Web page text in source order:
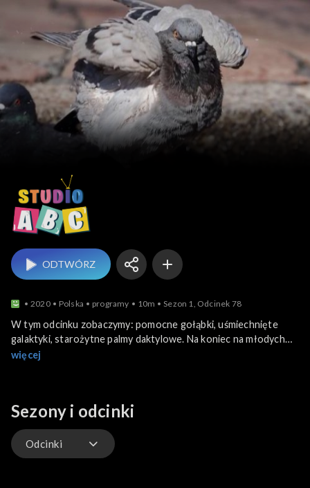
Studio ABC
ODTWÓRZ
2020 Polska programy 10m Sezon 1, Odcinek 78
W tym odcinku zobaczymy: pomocne gołąbki, uśmiechnięte
galaktyki, starożytne palmy daktylowe. Na koniec na młodych
widzów czeka niesamowita niespodzianka!
więcej
Sezony i odcinki
Odcinki